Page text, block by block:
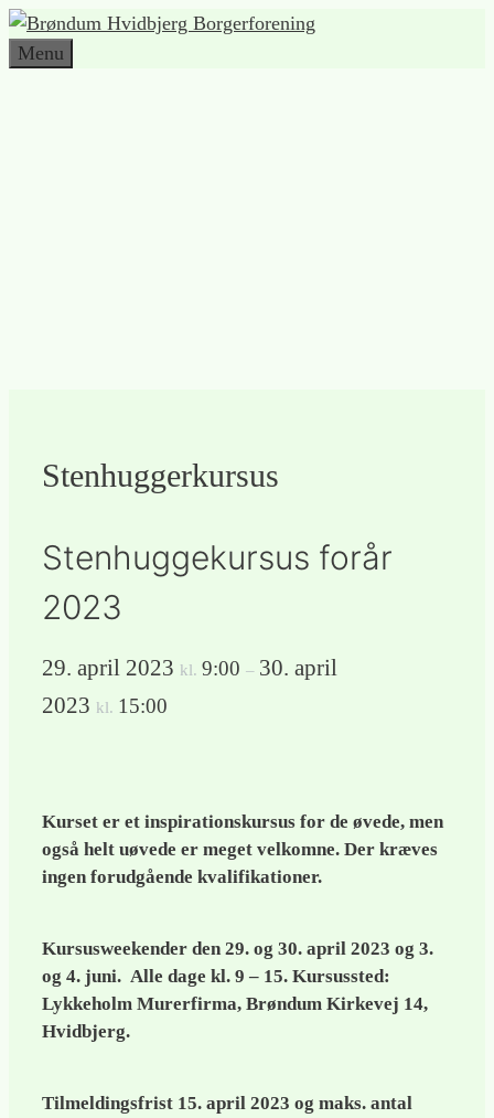
Hop
til
Menu
Stenhuggerkursus
Stenhuggekursus forår
2023
29. april 2023 kl. 9:00 – 30. april
2023 kl. 15:00
Kurset er et inspirationskursus for de øvede, men
også helt uøvede er meget velkomne. Der kræves
ingen forudgående kvalifikationer.
Kursusweekender den 29. og 30. april 2023 og 3.
og 4. juni. Alle dage kl. 9 – 15. Kursussted:
Lykkeholm Murerfirma, Brøndum Kirkevej 14,
Hvidbjerg.
Tilmeldingsfrist 15. april 2023 og maks. antal